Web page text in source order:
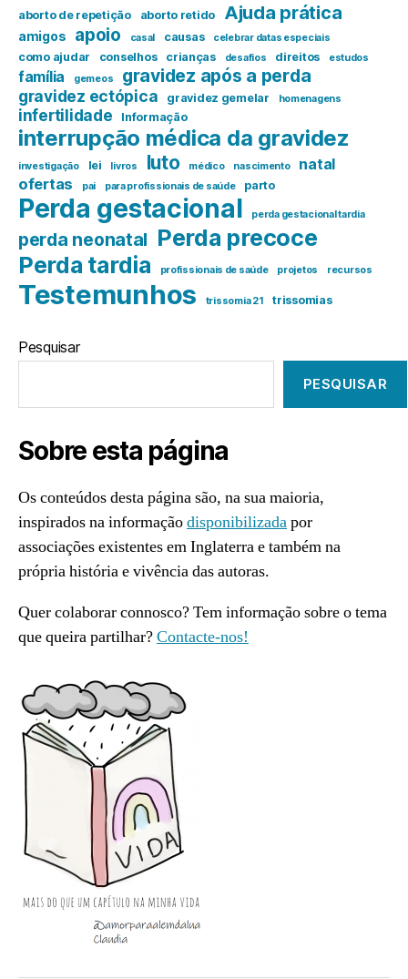
aborto de repetição aborto retido Ajuda prática
amigos apoio casal causas celebrar datas especiais
como ajudar conselhos crianças desafios direitos estudos
família gemeos gravidez após a perda
gravidez ectópica gravidez gemelar homenagens
infertilidade Informação
interrupção médica da gravidez
investigação lei livros luto médico nascimento natal
ofertas pai para profissionais de saúde parto
Perda gestacional perda gestacional tardia
perda neonatal Perda precoce
Perda tardia
profissionais de saúde projetos recursos
Testemunhos trissomia 21 trissomias
Pesquisar
PESQUISAR
Sobre esta página
Os conteúdos desta página são, na sua maioria,
inspirados na informaçãodisponibilizadapor
associações existentes em Inglaterra e também na
própria história e vivência das autoras.
Quer colaborar connosco? Tem informação sobre o tema
que queira partilhar?Contacte-nos!